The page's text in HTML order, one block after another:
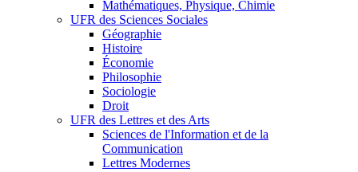
Mathématiques, Physique, Chimie
UFR des Sciences Sociales
Géographie
Histoire
Économie
Philosophie
Sociologie
Droit
UFR des Lettres et des Arts
Sciences de l'Information et de la
Communication
Lettres Modernes